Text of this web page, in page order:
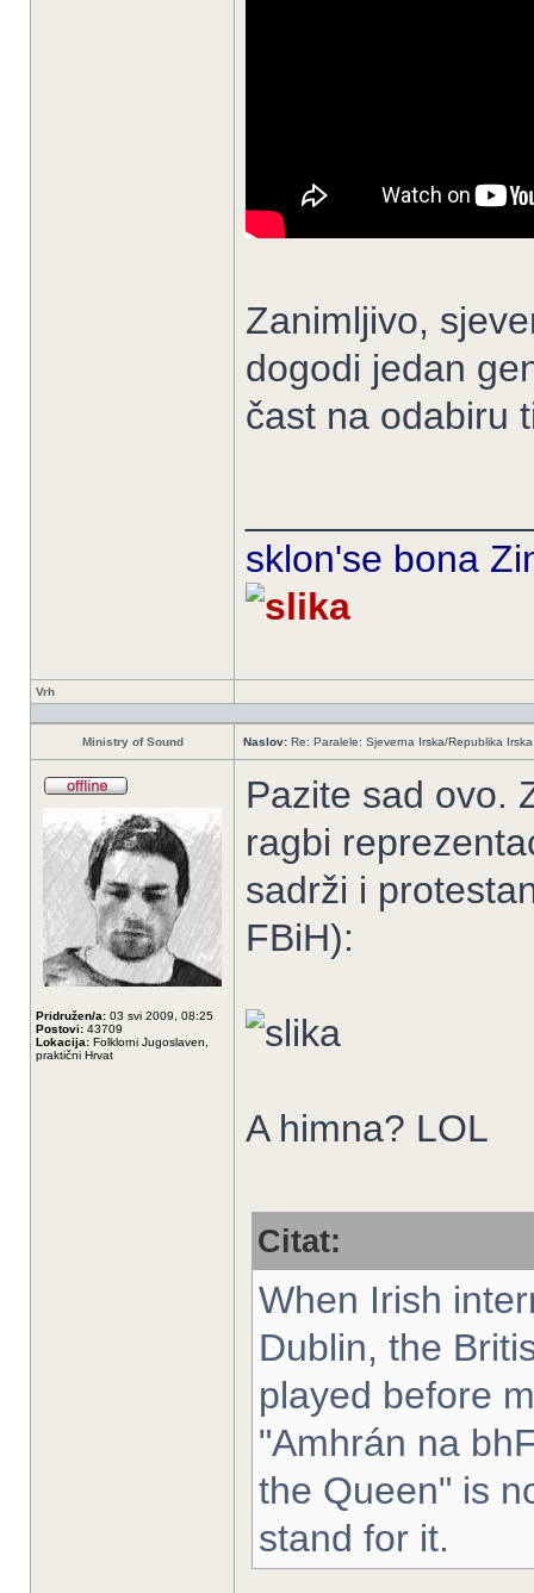
Zanimljivo,
dogodi jedan
čast na odabiru
sklon'se bona
Vrh
Ministry of Sound Naslov: Re: Paralele: Sjeverna Irska/Republika
Pridružen/a: 03 svi 2009, 08:25
Postovi: 43709
Lokacija: Folklorni Jugoslaven,
praktični Hrvat
Pazite sad ovo.
ragbi
sadrži i
FBiH):
A himna? LOL
Citat:
When Irish
Dublin, the
played before
"Amhrán na
the Queen" is
stand for it.